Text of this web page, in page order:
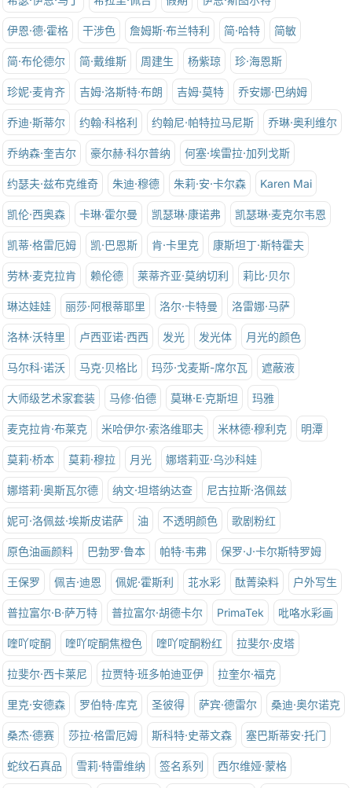
伊恩·德·霍格 干涉色 詹姆斯·布兰特利 简·哈特 简敏
简·布伦德尔 简·戴维斯 周建生 杨紫琼 珍·海恩斯
珍妮·麦肯齐 吉姆·洛斯特·布朗 吉姆·莫特 乔安娜·巴纳姆
乔迪·斯蒂尔 约翰·科格利 约翰尼·帕特拉马尼斯 乔琳·奥利维尔
乔纳森·奎吉尔 豪尔赫·科尔普纳 何塞·埃雷拉·加列戈斯
约瑟夫·兹布克维奇 朱迪·穆德 朱莉·安·卡尔森 Karen Mai
凯伦·西奥森 卡琳·霍尔曼 凯瑟琳·康诺弗 凯瑟琳·麦克尔韦恩
凯蒂·格雷厄姆 凯·巴恩斯 肯·卡里克 康斯坦丁·斯特霍夫
劳林·麦克拉肯 赖伦德 莱蒂齐亚·莫纳切利 莉比·贝尔
琳达娃娃 丽莎·阿根蒂耶里 洛尔·卡特曼 洛雷娜·马萨
洛林·沃特里 卢西亚诺·西西 发光 发光体 月光的颜色
马尔科·诺沃 马克·贝格比 玛莎·戈麦斯-席尔瓦 遮蔽液
大师级艺术家套装 马修·伯德 莫琳·E·克斯坦 玛雅
麦克拉肯·布莱克 米哈伊尔·索洛维耶夫 米林德·穆利克 明潭
莫莉·桥本 莫莉·穆拉 月光 娜塔莉亚·乌沙科娃
娜塔莉·奥斯瓦尔德 纳文·坦塔纳达查 尼古拉斯·洛佩兹
妮可·洛佩兹·埃斯皮诺萨 油 不透明颜色 歌剧粉红
原色油画颜料 巴勃罗·鲁本 帕特·韦弗 保罗·J·卡尔斯特罗姆
王保罗 佩吉·迪恩 佩妮·霍斯利 苝水彩 酞菁染料 户外写生
普拉富尔·B·萨万特 普拉富尔·胡德卡尔 PrimaTek 吡咯水彩画
喹吖啶酮 喹吖啶酮焦橙色 喹吖啶酮粉红 拉斐尔·皮塔
拉斐尔·西卡莱尼 拉贾特·班多帕迪亚伊 拉奎尔·福克
里克·安德森 罗伯特·库克 圣彼得 萨宾·德雷尔 桑迪·奥尔诺克
桑杰·德赛 莎拉·格雷厄姆 斯科特·史蒂文森 塞巴斯蒂安·托门
蛇纹石真品 雪莉·特雷维纳 签名系列 西尔维娅·蒙格